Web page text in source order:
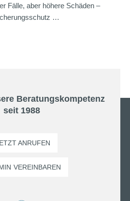
Fälle, aber höhere Schäden –
…
Beratungskompetenz
seit 1988
ANRUFEN
VEREINBAREN